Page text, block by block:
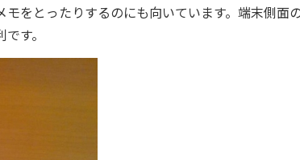
をとったりするのにも向いています。端末側面
す。